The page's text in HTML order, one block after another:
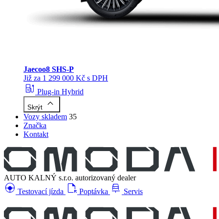
Jaecoo8 SHS-P
Již za 1 299 000 Kč s DPH
ev_station Plug-in Hybrid
Skrýt keyboard_arrow_up
Vozy skladem 35
Značka
Kontakt
AUTO KALNÝ s.r.o. autorizovaný dealer
search_hands_free Testovací jízda file_open Poptávka car_repair Servis